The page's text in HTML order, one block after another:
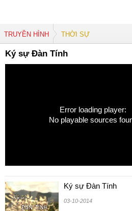
TRUYỀN HÌNH THỜI SỰ
Ký sự Đàn Tính
Error loading player:
No playable sources
Ký sự Đàn Tính
03-10-2014